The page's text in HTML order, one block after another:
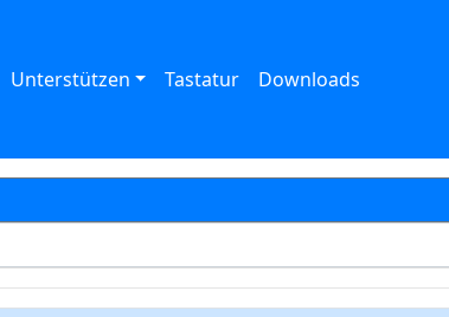
Unterstützen Tastatur Downloads